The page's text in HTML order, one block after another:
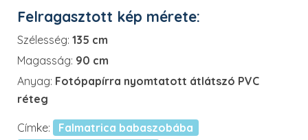
Felragasztott kép mérete:
Szélesség: 135 cm
Magasság: 90 cm
Anyag: Fotópapírra nyomtatott átlátszó PVC
réteg
Címke:
Falmatrica babaszobába